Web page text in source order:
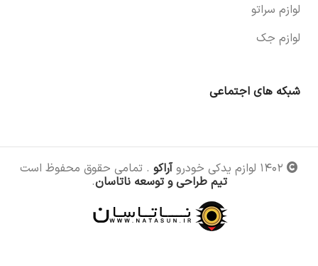
لوازم سراتو
لوازم جک
شبکه های اجتماعی
آراکو . تمامی حقوق محفوظ است
تیم طراحی و توسعه ناتاسان.